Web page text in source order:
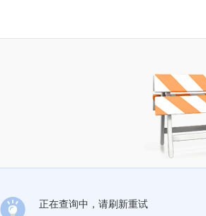
正在查询中，请刷新重试